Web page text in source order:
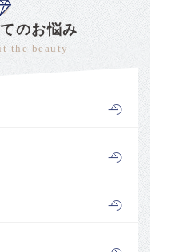
のお悩み
the beauty -